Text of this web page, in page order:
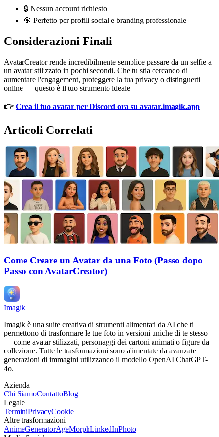
🔒 Nessun account richiesto
🎯 Perfetto per profili social e branding professionale
Considerazioni Finali
AvatarCreator rende incredibilmente semplice passare da un selfie a
un avatar stilizzato in pochi secondi. Che tu stia cercando di
aumentare l'engagement, proteggere la tua privacy o distinguerti
online — questo è il tuo strumento ideale.
👉 Crea il tuo avatar per Discord ora su avatar.imagik.app
Articoli Correlati
Come Creare un Avatar da una Foto (Passo dopo
Passo con AvatarCreator)
Imagik
Imagik è una suite creativa di strumenti alimentati da AI che ti
permettono di trasformare le tue foto in versioni uniche di te stesso
— come avatar stilizzati, personaggi dei cartoni animati o figure da
collezione. Tutte le trasformazioni sono alimentate da avanzate
generazioni di immagini utilizzando il modello OpenAI ChatGPT-
4o.
Azienda
Chi SiamoContattoBlog
Legale
TerminiPrivacyCookie
Altre trasformazioni
AnimeGeneratorAgeMorphLinkedInPhoto